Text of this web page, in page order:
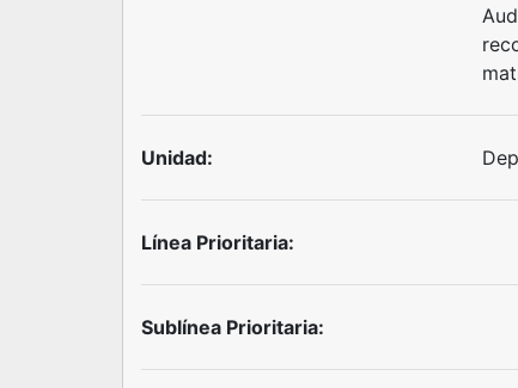
Unidad:
Línea Prioritaria:
Sublínea Prioritaria: